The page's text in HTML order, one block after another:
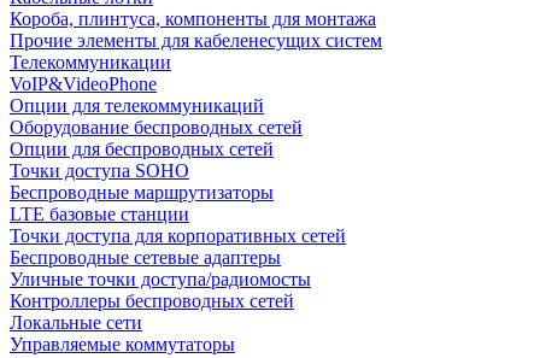
Короба, плинтуса, компоненты для монтажа
Прочие элементы для кабеленесущих систем
Телекоммуникации
VoIP&VideoPhone
Опции для телекоммуникаций
Оборудование беспроводных сетей
Опции для беспроводных сетей
Точки доступа SOHO
Беспроводные маршрутизаторы
LTE базовые станции
Точки доступа для корпоративных сетей
Беспроводные сетевые адаптеры
Уличные точки доступа/радиомосты
Контроллеры беспроводных сетей
Локальные сети
Управляемые коммутаторы